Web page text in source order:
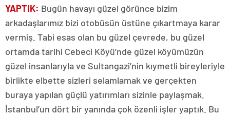
YAPTIK: Bugün havayı güzel görünce bizim
arkadaşlarımız bizi otobüsün üstüne çıkartmaya karar
vermiş. Tabi esas olan bu güzel çevrede, bu güzel
ortamda tarihi Cebeci Köyü’nde güzel köyümüzün
güzel insanlarıyla ve Sultangazi’nin kıymetli bireyleriyle
birlikte elbette sizleri selamlamak ve gerçekten
buraya yapılan güçlü yatırımları sizinle paylaşmak.
İstanbul’un dört bir yanında çok özenli işler yaptık. Bu